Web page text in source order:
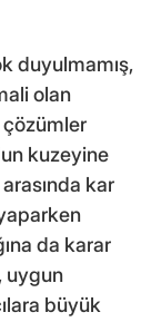
duyulmamış,
olan
çözümler
kuzeyine
kar
da karar
uygun
büyük